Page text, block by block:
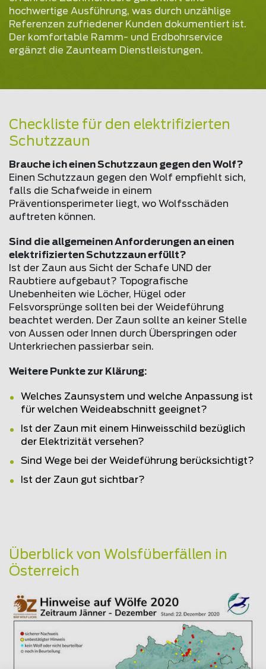
hochwertige Ausführung, was durch unzählige
Referenzen zufriedener Kunden dokumentiert ist.
Der komfortable Ramm- und Erdbohrservice
ergänzt die Zaunteam Dienstleistungen.
Checkliste für den elektrifizierten
Schutzzaun
Brauche ich einen Schutzzaun gegen den Wolf?
Einen Schutzzaun gegen den Wolf empfiehlt sich,
falls die Schafweide in einem
Präventionsperimeter liegt, wo Wolfsschäden
auftreten können.
Sind die allgemeinen Anforderungen an einen
elektrifizierten Schutzzaun erfüllt?
Ist der Zaun aus Sicht der Schafe UND der
Raubtiere aufgebaut? Topografische
Unebenheiten wie Löcher, Hügel oder
Felsvorsprünge sollten bei der Weideführung
beachtet werden. Der Zaun sollte an keiner Stelle
von Aussen oder Innen durch Überspringen oder
Unterkriechen passierbar sein.
Weitere Punkte zur Klärung:
Welches Zaunsystem und welche Anpassung ist
für welchen Weideabschnitt geeignet?
Ist der Zaun mit einem Hinweisschild bezüglich
der Elektrizität versehen?
Sind Wege bei der Weideführung berücksichtigt?
Ist der Zaun gut sichtbar?
Überblick von Wolsfüberfällen in
Österreich